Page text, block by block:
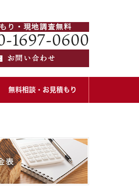
無料相談・お見積もり